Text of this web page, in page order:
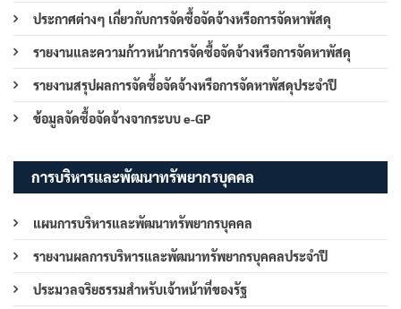
ประกาศต่างๆ เกี่ยวกับการจัดซื้อจัดจ้างหรือการจัดหาพัสดุ
รายงานและความก้าวหน้าการจัดซื้อจัดจ้างหรือการจัดหาพัสดุ
รายงานสรุปผลการจัดซื้อจัดจ้างหรือการจัดหาพัสดุประจำปี
ข้อมูลจัดซื้อจัดจ้างจากระบบ e-GP
การบริหารและพัฒนาทรัพยากรบุคคล
แผนการบริหารและพัฒนาทรัพยากรบุคคล
รายงานผลการบริหารและพัฒนาทรัพยากรบุคคลประจำปี
ประมวลจริยธรรมสำหรับเจ้าหน้าที่ของรัฐ